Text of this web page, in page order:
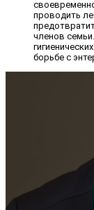
проводить
членов
борьбе с